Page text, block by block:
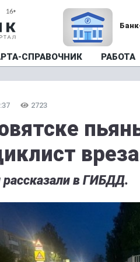
СПРАВОЧНИК РАБОТА
2723
рассказали в ГИБДД.